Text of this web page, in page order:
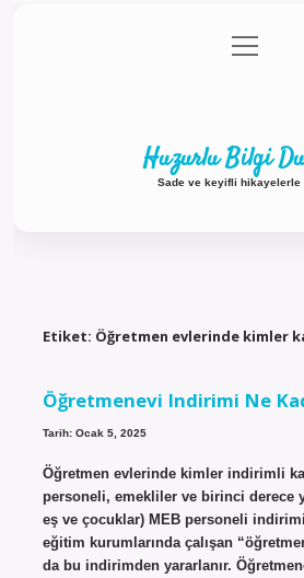
Gizlilik Politikası
menüyü
aç
Huzurlu Bilgi
Sade ve keyifli hikayelerle
Etiket: Öğretmen evlerinde kimler
Öğretmenevi Indirimi Ne
Tarih: Ocak 5, 2025
Öğretmen evlerinde kimler indirimli
personeli, emekliler ve birinci derece
eş ve çocuklar) MEB personeli
eğitim kurumlarında çalışan
da bu indirimden yararlanır.